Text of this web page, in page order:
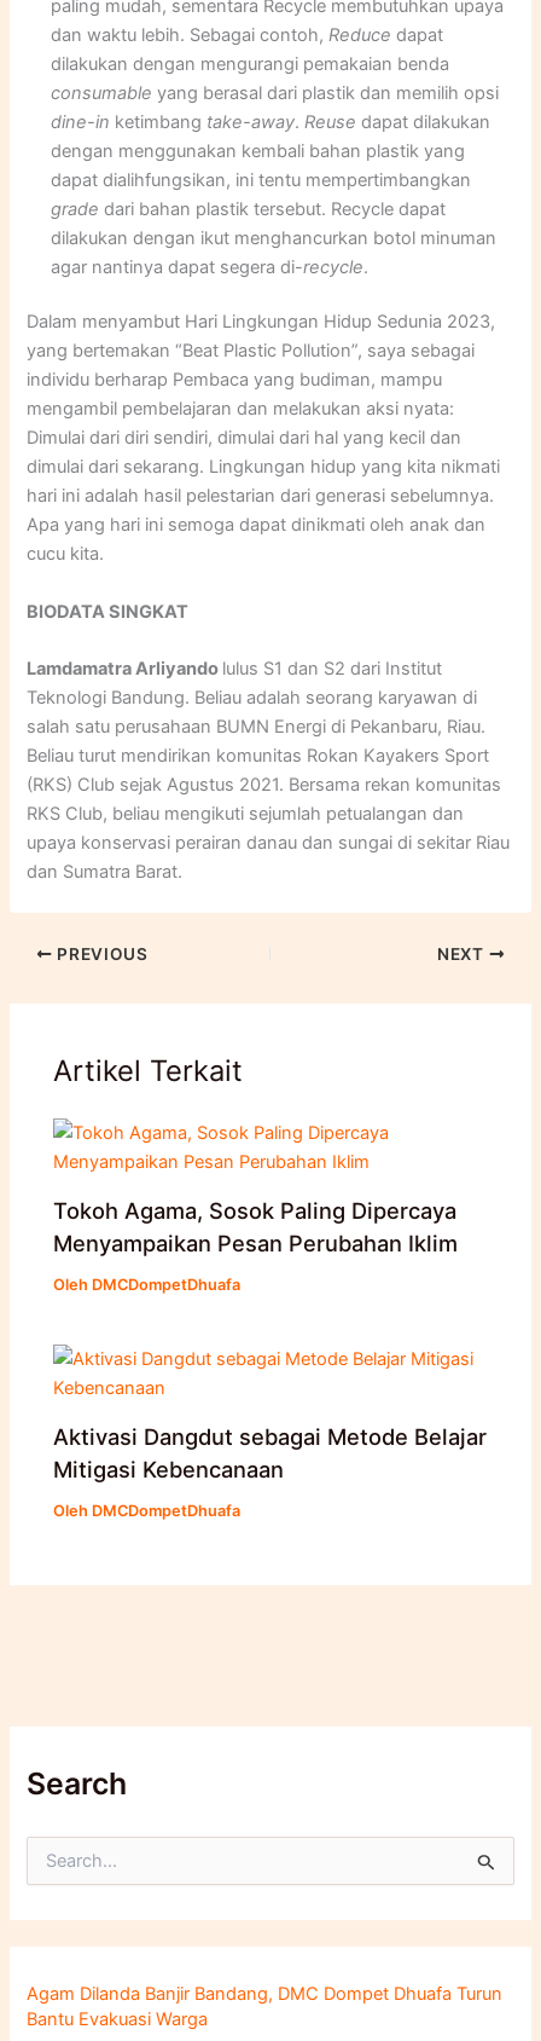
paling mudah, sementara Recycle membutuhkan upaya
dan waktu lebih. Sebagai contoh, Reducedapat
dilakukan dengan mengurangi pemakaian benda
consumableyang berasal dari plastik dan memilih opsi
dine-in ketimbang take-away. Reusedapat dilakukan
dengan menggunakan kembali bahan plastik yang
dapat dialihfungsikan, ini tentu mempertimbangkan
gradedari bahan plastik tersebut. Recycle dapat
dilakukan dengan ikut menghancurkan botol minuman
agar nantinya dapat segera di-recycle.
Dalam menyambut Hari Lingkungan Hidup Sedunia 2023,
yang bertemakan “Beat Plastic Pollution”, saya sebagai
individu berharap Pembaca yang budiman, mampu
mengambil pembelajaran dan melakukan aksi nyata:
Dimulai dari diri sendiri, dimulai dari hal yang kecil dan
dimulai dari sekarang. Lingkungan hidup yang kita nikmati
hari ini adalah hasil pelestarian dari generasi sebelumnya.
Apa yang hari ini semoga dapat dinikmati oleh anak dan
cucu kita.
BIODATA SINGKAT
Lamdamatra Arliyando lulus S1 dan S2 dari Institut
Teknologi Bandung. Beliau adalah seorang karyawan di
salah satu perusahaan BUMN Energi di Pekanbaru, Riau.
Beliau turut mendirikan komunitas Rokan Kayakers Sport
(RKS) Club sejak Agustus 2021. Bersama rekan komunitas
RKS Club, beliau mengikuti sejumlah petualangan dan
upaya konservasi perairan danau dan sungai di sekitar Riau
dan Sumatra Barat.
PREVIOUS NEXT
Artikel Terkait
Tokoh Agama, Sosok Paling Dipercaya
Menyampaikan Pesan Perubahan Iklim
Oleh DMCDompetDhuafa
Aktivasi Dangdut sebagai Metode Belajar
Mitigasi Kebencanaan
Oleh DMCDompetDhuafa
Search
a
t
u
Agam Dilanda Banjir Bandang, DMC Dompet Dhuafa Turun
Bantu Evakuasi Warga